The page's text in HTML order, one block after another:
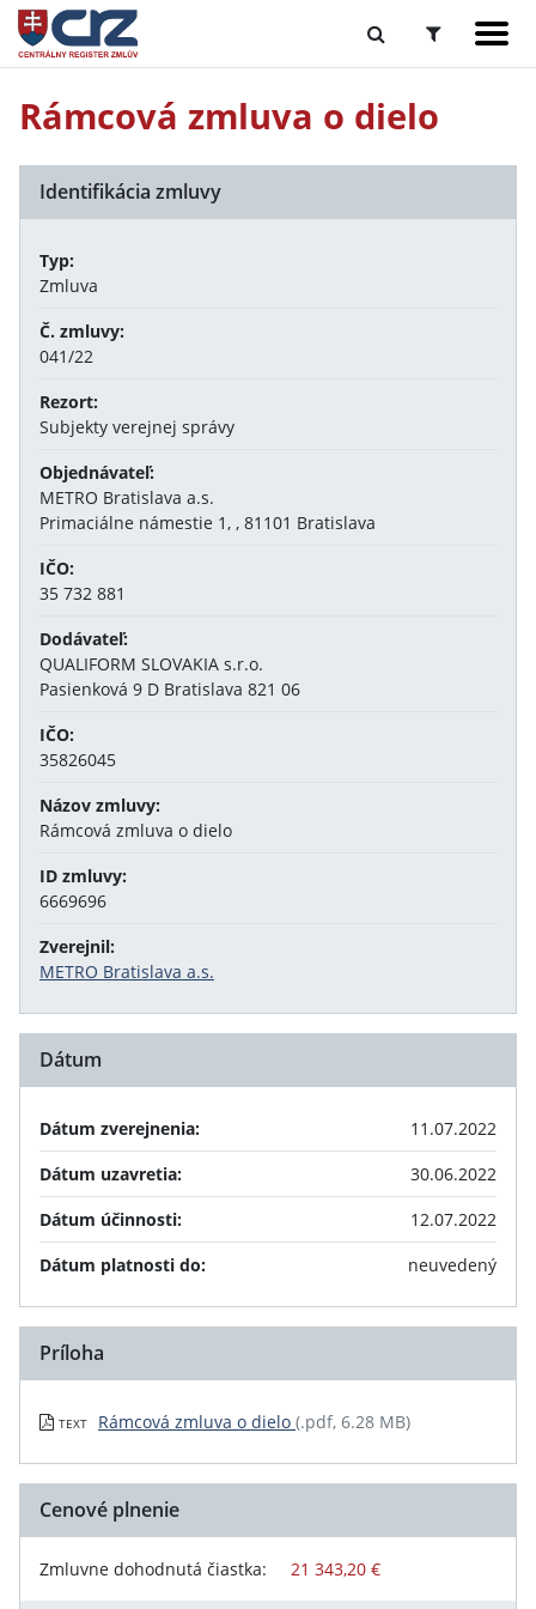
Rámcová zmluva o dielo
Identifikácia zmluvy
Typ:
Zmluva
Č. zmluvy:
041/22
Rezort:
Subjekty verejnej správy
Objednávateľ:
METRO Bratislava a.s.
Primaciálne námestie 1, , 81101 Bratislava
IČO:
35 732 881
Dodávateľ:
QUALIFORM SLOVAKIA s.r.o.
Pasienková 9 D Bratislava 821 06
IČO:
35826045
Názov zmluvy:
Rámcová zmluva o dielo
ID zmluvy:
6669696
Zverejnil:
METRO Bratislava a.s.
Dátum
Dátum zverejnenia:
11.07.2022
Dátum uzavretia:
30.06.2022
Dátum účinnosti:
12.07.2022
Dátum platnosti do:
neuvedený
Príloha
TEXT Rámcová zmluva o dielo (.pdf, 6.28 MB)
Cenové plnenie
Zmluvne dohodnutá čiastka: 21 343,20 €